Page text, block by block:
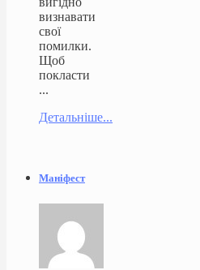
визнавати
свої
помилки.
Щоб
покласти
...
Детальніше...
Маніфест